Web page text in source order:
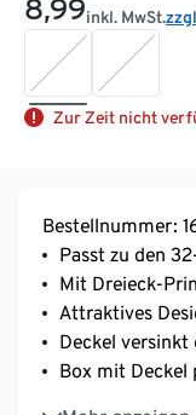
8,99inkl. MwSt.
Zur Zeit nicht
Bestellnummer:
Passt zu den
Mit Dreieck-
Attraktives
Deckel
Box mit Deckel
Mit integriertem